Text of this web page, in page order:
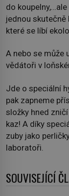
do
jednou
které se líbí
A nebo se může
vědátoři v
Jde o speciální
pak zapneme
složky hned
kaz! A díky
zuby jako
laboratoři.
SOUVISEJÍCÍ